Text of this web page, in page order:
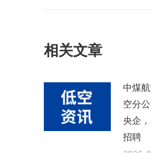
章：
相关文章
中煤
空分
央企
招聘